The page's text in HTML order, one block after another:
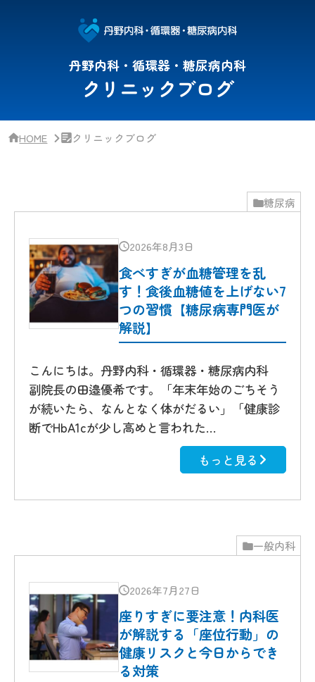
要
丹野内科・循環器・糖尿病内科
クリニックブログ
HOME クリニックブログ
糖尿病
2026年8月3日
食べすぎが血糖管理を乱
す！食後血糖値を上げない7
つの習慣【糖尿病専門医が
解説】
こんにちは。丹野内科・循環器・糖尿病内科
副院長の田邉優希です。「年末年始のごちそう
が続いたら、なんとなく体がだるい」「健康診
断でHbA1cが少し高めと言われた…
もっと見る
一般内科
2026年7月27日
座りすぎに要注意！内科医
が解説する「座位行動」の
健康リスクと今日からでき
る対策